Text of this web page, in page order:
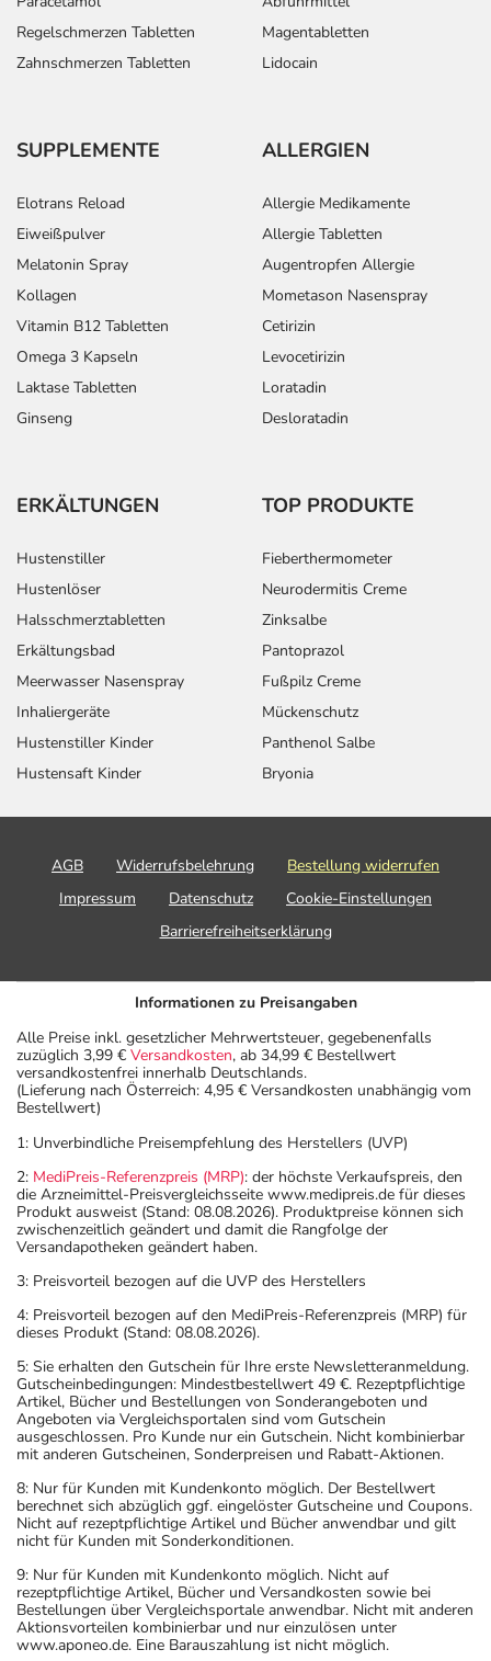
Inhaltsstoffeje 1 ml Tropfen:
Sonstige Bestandteile: Natriumchlorid, Citratpuffer,
Adresse des Anbieters/Herstellers
OmniVision GmbH
Lindberghstr. 9
82178 Puchheim
elektronische Adresse: https://www.omnivision.de/
Angaben gem. EU-Produktsicherheitsverordnung (GPSR)
herunterladen.
Regelschmerzen Tabletten
Zahnschmerzen Tabletten
Magentabletten
Lidocain
SUPPLEMENTE
Elotrans Reload
Eiweißpulver
Melatonin Spray
Kollagen
Vitamin B12 Tabletten
Omega 3 Kapseln
Laktase Tabletten
Ginseng
ALLERGIEN
Allergie Medikamente
Allergie Tabletten
Augentropfen Allergie
Mometason Nasenspray
Cetirizin
Levocetirizin
Loratadin
Desloratadin
ERKÄLTUNGEN
Hustenstiller
Hustenlöser
Halsschmerztabletten
Erkältungsbad
Meerwasser Nasenspray
Inhaliergeräte
Hustenstiller Kinder
Hustensaft Kinder
TOP PRODUKTE
Fieberthermometer
Neurodermitis Creme
Zinksalbe
Pantoprazol
Fußpilz Creme
Mückenschutz
Panthenol Salbe
Bryonia
AGB Widerrufsbelehrung
Bestellung widerrufen
Impressum
Datenschutz
Cookie-Einstellungen
Barrierefreiheitserklärung
Informationen zu Preisangaben
Alle Preise inkl. gesetzlicher Mehrwertsteuer, gegebenenfalls
zuzüglich 3,99 € Versandkosten, ab 34,99 € Bestellwert
versandkostenfrei innerhalb Deutschlands.
(Lieferung nach Österreich: 4,95 € Versandkosten unabhängig vom
Bestellwert)
1: Unverbindliche Preisempfehlung des Herstellers (UVP)
2: MediPreis-Referenzpreis (MRP): der höchste Verkaufspreis, den
die Arzneimittel-Preisvergleichsseite www.medipreis.de für dieses
Produkt ausweist (Stand: 08.08.2026). Produktpreise können sich
zwischenzeitlich geändert und damit die Rangfolge der
Versandapotheken geändert haben.
3: Preisvorteil bezogen auf die UVP des Herstellers
4: Preisvorteil bezogen auf den MediPreis-Referenzpreis (MRP) für
dieses Produkt (Stand: 08.08.2026).
5: Sie erhalten den Gutschein für Ihre erste Newsletteranmeldung.
Gutscheinbedingungen: Mindestbestellwert 49 €. Rezeptpflichtige
Artikel, Bücher und Bestellungen von Sonderangeboten und
Angeboten via Vergleichsportalen sind vom Gutschein
ausgeschlossen. Pro Kunde nur ein Gutschein. Nicht kombinierbar
mit anderen Gutscheinen, Sonderpreisen und Rabatt-Aktionen.
8: Nur für Kunden mit Kundenkonto möglich. Der Bestellwert
berechnet sich abzüglich ggf. eingelöster Gutscheine und Coupons.
Nicht auf rezeptpflichtige Artikel und Bücher anwendbar und gilt
nicht für Kunden mit Sonderkonditionen.
9: Nur für Kunden mit Kundenkonto möglich. Nicht auf
rezeptpflichtige Artikel, Bücher und Versandkosten sowie bei
Bestellungen über Vergleichsportale anwendbar. Nicht mit anderen
Aktionsvorteilen kombinierbar und nur einzulösen unter
www.aponeo.de. Eine Barauszahlung ist nicht möglich.